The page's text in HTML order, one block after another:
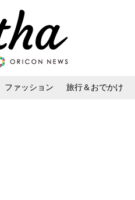
ファッション 旅行＆おでかけ